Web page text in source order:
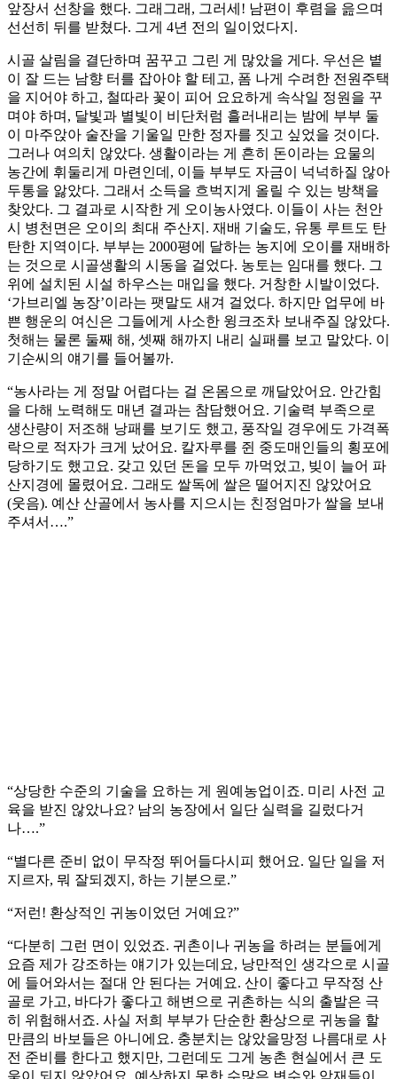
앞장서 선창을 했다. 그래그래, 그러세! 남편이 후렴을 읊으며
선선히 뒤를 받쳤다. 그게 4년 전의 일이었다지.
시골 살림을 결단하며 꿈꾸고 그린 게 많았을 게다. 우선은 볕
이 잘 드는 남향 터를 잡아야 할 테고, 폼 나게 수려한 전원주택
을 지어야 하고, 철따라 꽃이 피어 요요하게 속삭일 정원을 꾸
며야 하며, 달빛과 별빛이 비단처럼 흘러내리는 밤에 부부 둘
이 마주앉아 술잔을 기울일 만한 정자를 짓고 싶었을 것이다.
그러나 여의치 않았다. 생활이라는 게 흔히 돈이라는 요물의
농간에 휘둘리게 마련인데, 이들 부부도 자금이 넉넉하질 않아
두통을 앓았다. 그래서 소득을 흐벅지게 올릴 수 있는 방책을
찾았다. 그 결과로 시작한 게 오이농사였다. 이들이 사는 천안
시 병천면은 오이의 최대 주산지. 재배 기술도, 유통 루트도 탄
탄한 지역이다. 부부는 2000평에 달하는 농지에 오이를 재배하
는 것으로 시골생활의 시동을 걸었다. 농토는 임대를 했다. 그
위에 설치된 시설 하우스는 매입을 했다. 거창한 시발이었다.
‘가브리엘 농장’이라는 팻말도 새겨 걸었다. 하지만 업무에 바
쁜 행운의 여신은 그들에게 사소한 윙크조차 보내주질 않았다.
첫해는 물론 둘째 해, 셋째 해까지 내리 실패를 보고 말았다. 이
기순씨의 얘기를 들어볼까.
“농사라는 게 정말 어렵다는 걸 온몸으로 깨달았어요. 안간힘
을 다해 노력해도 매년 결과는 참담했어요. 기술력 부족으로
생산량이 저조해 낭패를 보기도 했고, 풍작일 경우에도 가격폭
락으로 적자가 크게 났어요. 칼자루를 쥔 중도매인들의 횡포에
당하기도 했고요. 갖고 있던 돈을 모두 까먹었고, 빚이 늘어 파
산지경에 몰렸어요. 그래도 쌀독에 쌀은 떨어지진 않았어요
(웃음). 예산 산골에서 농사를 지으시는 친정엄마가 쌀을 보내
주셔서….”
“상당한 수준의 기술을 요하는 게 원예농업이죠. 미리 사전 교
육을 받진 않았나요? 남의 농장에서 일단 실력을 길렀다거
나….”
“별다른 준비 없이 무작정 뛰어들다시피 했어요. 일단 일을 저
지르자, 뭐 잘되겠지, 하는 기분으로.”
“저런! 환상적인 귀농이었던 거예요?”
“다분히 그런 면이 있었죠. 귀촌이나 귀농을 하려는 분들에게
요즘 제가 강조하는 얘기가 있는데요, 낭만적인 생각으로 시골
에 들어와서는 절대 안 된다는 거예요. 산이 좋다고 무작정 산
골로 가고, 바다가 좋다고 해변으로 귀촌하는 식의 출발은 극
히 위험해서죠. 사실 저희 부부가 단순한 환상으로 귀농을 할
만큼의 바보들은 아니에요. 충분치는 않았을망정 나름대로 사
전 준비를 한다고 했지만, 그런데도 그게 농촌 현실에서 큰 도